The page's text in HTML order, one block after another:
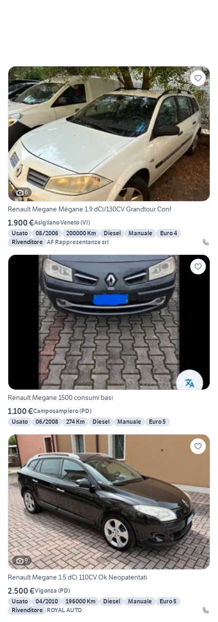
6
Renault Megane Mégane 1.9 dCi/130CV Grandtour Conf
1.900 €Asigliano Veneto(VI)
Usato
08/2006 200000 Km Diesel Manuale
Euro 4
Rivenditore AF Rappresentanze srl
Renault Megane 1500 consumi basi
1.100 €Camposampiero(PD)
Usato
06/2008 274 Km Diesel Manuale Euro 5
9
Renault Megane 1.5 dCi 110CV Ok Neopatentati
2.500 €Vigonza (PD)
Usato
04/2010 196000 Km Diesel Manuale
Euro 5
Rivenditore ROYAL AUTO